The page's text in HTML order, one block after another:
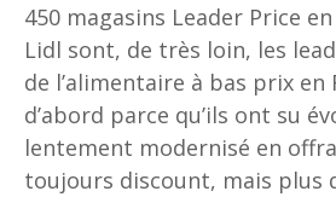
450 magasins Leader Price
Lidl sont, de très loin, les
de l’alimentaire à bas prix en
d’abord parce qu’ils ont su
lentement modernisé en
toujours discount, mais plus